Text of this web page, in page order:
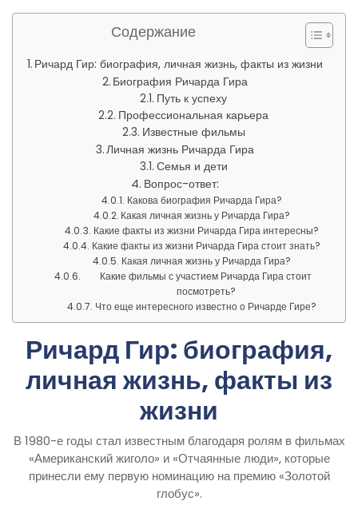
Содержание
Ричард Гир: биография, личная жизнь, факты из жизни
Биография Ричарда Гира
Путь к успеху
Профессиональная карьера
Известные фильмы
Личная жизнь Ричарда Гира
Семья и дети
Вопрос-ответ:
Какова биография Ричарда Гира?
Какая личная жизнь у Ричарда Гира?
Какие факты из жизни Ричарда Гира интересны?
Какие факты из жизни Ричарда Гира стоит знать?
Какая личная жизнь у Ричарда Гира?
Какие фильмы с участием Ричарда Гира стоит
посмотреть?
Что еще интересного известно о Ричарде Гире?
Ричард Гир: биография,
личная жизнь, факты из
жизни
В 1980-е годы стал известным благодаря ролям в фильмах
«Американский жиголо» и «Отчаянные люди», которые
принесли ему первую номинацию на премию «Золотой
глобус».